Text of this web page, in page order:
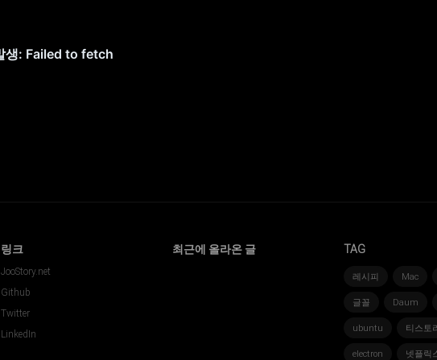
링크
JooStory.net
Github
Twitter
LinkedIn
최근에 올라온 글 TAG
레시피 Mac
글꼴 Daum
ubuntu 티스토리
electron 넷플릭